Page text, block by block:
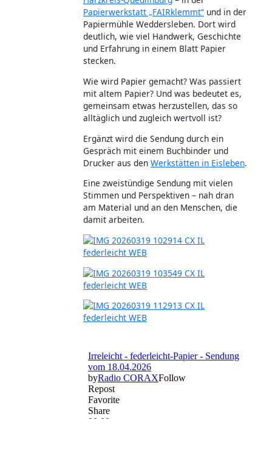
Papierwerkstatt „FAIRklemmt“ und in der
Papiermühle Weddersleben. Dort wird
deutlich, wie viel Handwerk, Geschichte
und Erfahrung in einem Blatt Papier
stecken.
Wie wird Papier gemacht? Was passiert
mit altem Papier? Und was bedeutet es,
gemeinsam etwas herzustellen, das so
alltäglich und zugleich wertvoll ist?
Ergänzt wird die Sendung durch ein
Gespräch mit einem Buchbinder und
Drucker aus denWerkstätten in Eisleben.
Eine zweistündige Sendung mit vielen
Stimmen und Perspektiven – nah dran
am Material und an den Menschen, die
damit arbeiten.